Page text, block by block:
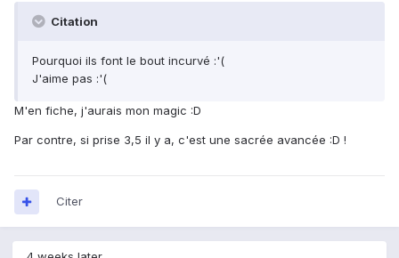
Citation
Pourquoi ils font le bout incurvé :'(
J'aime pas :'(
M'en fiche, j'aurais mon magic :D
Par contre, si prise 3,5 il y a, c'est une sacrée avancée :D !
Citer